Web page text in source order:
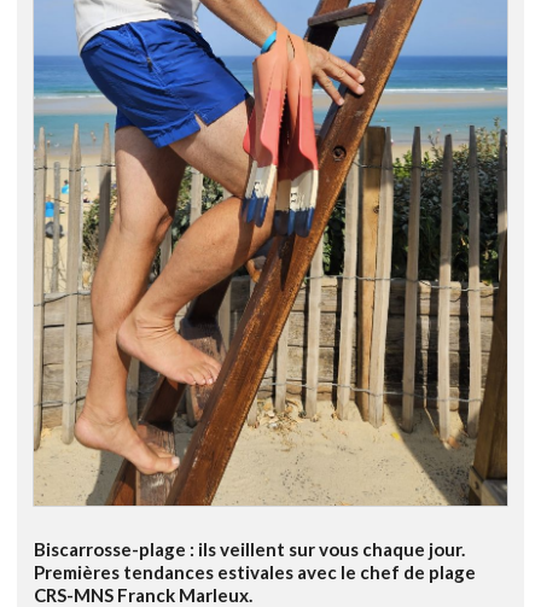
Biscarrosse-plage : ils veillent sur vous chaque jour.
Premières tendances estivales avec le chef de plage
CRS-MNS Franck Marleux.